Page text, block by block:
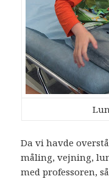
Da vi havde
måling, vejning,
med professoren,